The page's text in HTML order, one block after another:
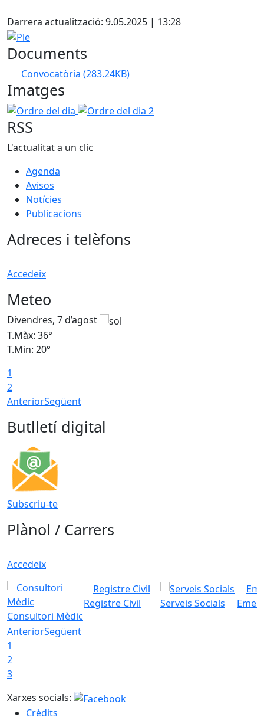
Darrera actualització: 9.05.2025 | 13:28
Ple
Documents
Convocatòria (283.24KB)
Imatges
Ordre del dia Ordre del dia 2
RSS
L'actualitat a un clic
Agenda
Avisos
Notícies
Publicacions
Adreces i telèfons
Accedeix
Meteo
Divendres, 7 d’agost
T.Màx: 36°
T.Min: 20°
1
2
AnteriorSegüent
Butlletí digital
Subscriu-te
Plànol / Carrers
Accedeix
Consultori Mèdic
Registre Civil Serveis Socials
AnteriorSegüent
1
2
3
Xarxes socials:
Crèdits